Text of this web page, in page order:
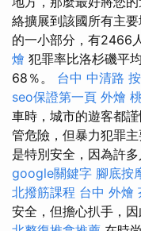
絡擴展到該國所有主要
的一小部分，有2466
燴 犯罪率比洛杉磯平
68％。 台中 中清路
seo保證第一頁 外燴
車時，城市的遊客都謹
管危險，但暴力犯罪
是特別安全，因為許
google關鍵字 腳底按
北撥筋課程 台中 外燴
安全，但擔心扒手，